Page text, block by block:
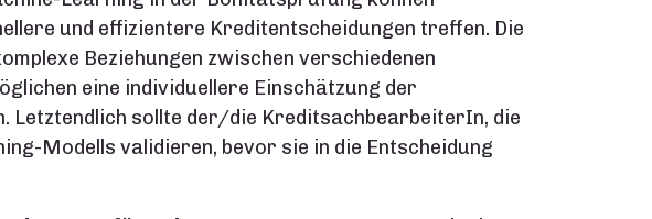
und effizientere Kreditentscheidungen treffen. Die
Beziehungen zwischen verschiedenen
eine individuellere Einschätzung der
Letztendlich sollte der/die KreditsachbearbeiterIn, die
Modells validieren, bevor sie in die Entscheidung